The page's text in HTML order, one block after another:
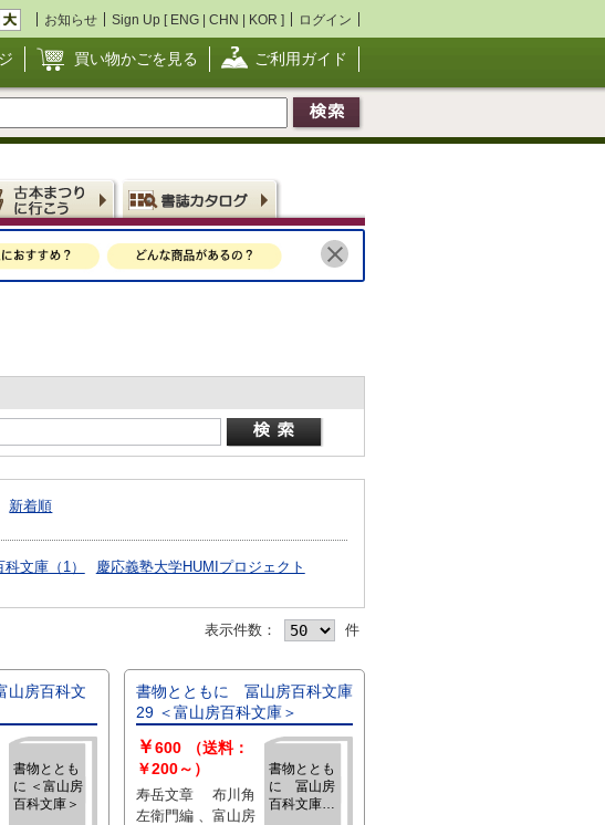
お知らせ Sign Up [ ENG | CHN | KOR ] ログイン
買い物かごを見る ご利用ガイド
新着順
文庫（1）
慶応義塾大学HUMIプロジェクト
表示件数： 件
山房百科文
書物ととも
に ＜富山房
百科文庫＞
書物とともに 冨山房百科文庫
29 ＜富山房百科文庫＞
書物ととも
に 冨山房
百科文庫29
￥600
（送料：
￥200～）
寿岳文章 布川角
左衛門編 、富山房